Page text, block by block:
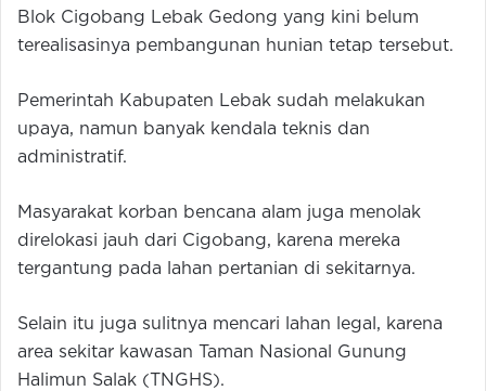
Blok Cigobang Lebak Gedong yang kini belum
terealisasinya pembangunan hunian tetap tersebut.
Pemerintah Kabupaten Lebak sudah melakukan
upaya, namun banyak kendala teknis dan
administratif.
Masyarakat korban bencana alam juga menolak
direlokasi jauh dari Cigobang, karena mereka
tergantung pada lahan pertanian di sekitarnya.
Selain itu juga sulitnya mencari lahan legal, karena
area sekitar kawasan Taman Nasional Gunung
Halimun Salak (TNGHS).